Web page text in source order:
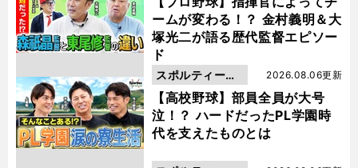
ームが変わる！？ 金村義明＆大
塚光二が語る歴代監督エピソー
ド
【高校野球】部員全員が大号
泣！？ ハードだったPL学園時
代を支えたものとは
2026.08.06更新
スポルティーバ
動画